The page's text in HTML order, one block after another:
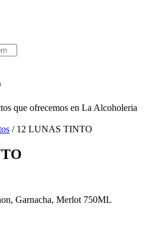
que ofrecemos en La Alcoholeria
/ 12 LUNAS TINTO
Garnacha, Merlot 750ML